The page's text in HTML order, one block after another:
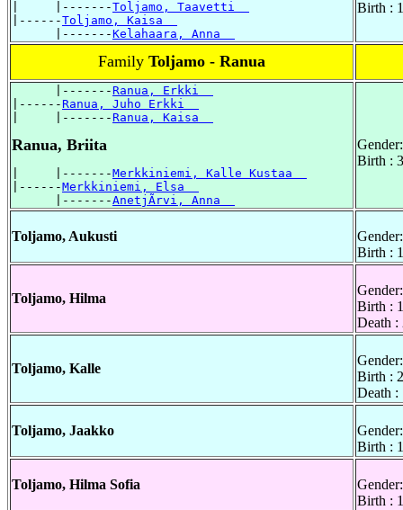
|     |-------Toljamo, Taavetti
|------Toljamo, Kaisa
      |-------
Kelahaara, Anna
Birth :
Family Toljamo - Ranua
      |-------
Ranua, Erkki
|------Ranua, Juho Erkki
|     |-------Ranua, Kaisa
Ranua, Briita
|     |-------Merkkiniemi, Kalle Kustaa
|------Merkkiniemi, Elsa
      |-------
AnetjÃrvi, Anna
Birth :
Toljamo, Aukusti
Birth :
Toljamo, Hilma
Birth :
Death :
Toljamo, Kalle
Birth :
Death
Toljamo, Jaakko
Birth :
Toljamo, Hilma Sofia
Birth :